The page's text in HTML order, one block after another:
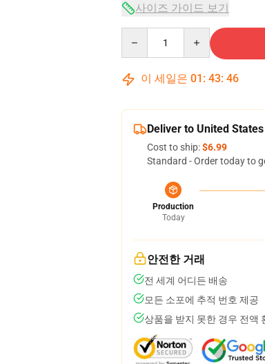
사이즈 가이드 보기
이 세일은 01 : 43: 45
Deliver to United States
Cost to ship:$6.99
Standard - Order today to
Production
Today
안전한 거래
전 세계 어디든 배송
모든 소포에 추적 번호 제공
상품을 받지 못한 경우 전액